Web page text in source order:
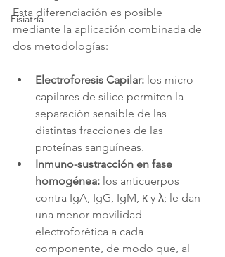
Fisiatría
Esta diferenciación es posible
mediante la aplicación combinada de
dos metodologías:
Electroforesis Capilar: los micro-
capilares de sílice permiten la
separación sensible de las
distintas fracciones de las
proteínas sanguíneas.
Inmuno-sustracción en fase
homogénea: los anticuerpos
contra IgA, IgG, IgM, κ y λ; le dan
una menor movilidad
electroforética a cada
componente, de modo que, al